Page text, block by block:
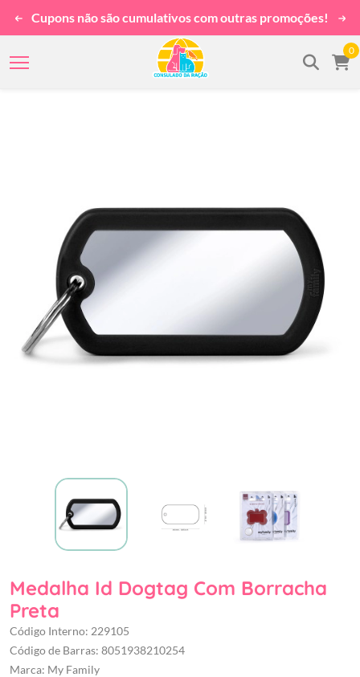
Cupons não são cumulativos com outras promoções!
0
Medalha Id Dogtag Com Borracha
Preta
Código Interno: 229105
Código de Barras: 8051938210254
Marca: My Family